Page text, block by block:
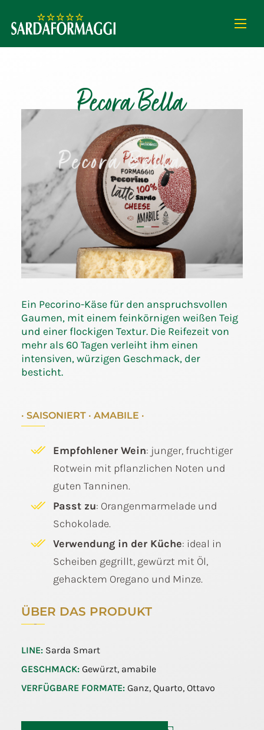
Pecora Bella
PecoraBella
ÜBER DAS PRODUKT
LINE: Sarda Smart
GESCHMACK: Gewürzt, amabile
VERFÜGBARE FORMATE: Ganz, Quarto, Ottavo
Ein Pecorino-Käse für den anspruchsvollen
Gaumen, mit einem feinkörnigen weißen Teig
und einer flockigen Textur. Die Reifezeit von
mehr als 60 Tagen verleiht ihm einen
intensiven, würzigen Geschmack, der
besticht.
· SAISONIERT · AMABILE ·
Empfohlener Wein: junger, fruchtiger
Rotwein mit pflanzlichen Noten und
guten Tanninen.
Passt zu: Orangenmarmelade und
Schokolade.
Verwendung in der Küche: ideal in
Scheiben gegrillt, gewürzt mit Öl,
gehacktem Oregano und Minze.